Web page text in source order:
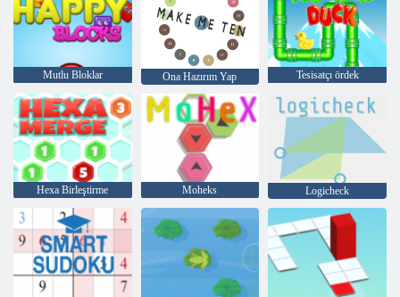
Mutlu Bloklar Ona Hazırım Yap Tesisatçı ördek
Hexa Birleştirme Moheks Logicheck